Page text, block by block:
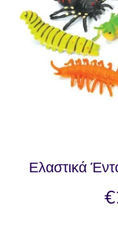
Ελαστικά